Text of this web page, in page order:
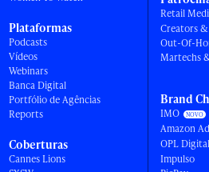
Plataformas
Podcasts
Vídeos
Webinars
Banca Digital
Portfólio de Agências
Reports
Coberturas
Cannes Lions
Retail
Creators
Out-Of-
Martechs
Brand
IMO
Amazon
OPL Digital
Impulso